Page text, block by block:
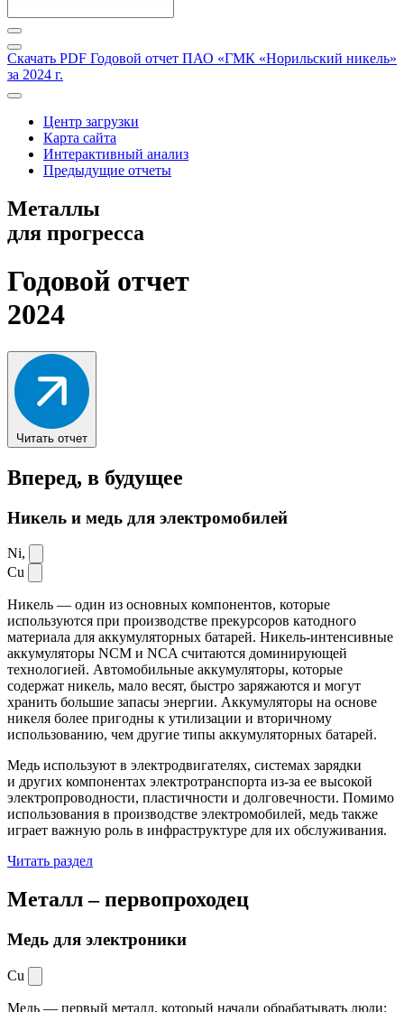
Скачать PDF Годовой отчет ПАО «ГМК «Норильский никель»
за 2024 г.
Центр загрузки
Карта сайта
Интерактивный анализ
Предыдущие отчеты
Металлы
для прогресса
Годовой отчет
2024
Читать отчет
Вперед, в будущее
Никель и медь для электромобилей
Ni,
Cu
Никель — один из основных компонентов, которые
используются при производстве прекурсоров катодного
материала для аккумуляторных батарей. Никель-интенсивные
аккумуляторы NCM и NCA считаются доминирующей
технологией. Автомобильные аккумуляторы, которые
содержат никель, мало весят, быстро заряжаются и могут
хранить большие запасы энергии. Аккумуляторы на основе
никеля более пригодны к утилизации и вторичному
использованию, чем другие типы аккумуляторных батарей.
Медь используют в электродвигателях, системах зарядки
и других компонентах электротранспорта из-за ее высокой
электропроводности, пластичности и долговечности. Помимо
использования в производстве электромобилей, медь также
играет важную роль в инфраструктуре для их обслуживания.
Читать раздел
Металл –первопроходец
Медь для электроники
Cu
Медь — первый металл, который начали обрабатывать люди: